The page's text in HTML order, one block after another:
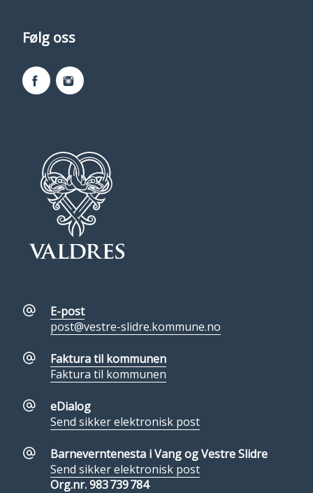
Følg oss
FacebookInstagram
E-post
post@vestre-slidre.kommune.no
Faktura til kommunen
Faktura til kommunen
eDialog
Send sikker elektronisk post
Barneverntenesta i Vang og Vestre Slidre
Send sikker elektronisk post
Org.nr. 983 739 784